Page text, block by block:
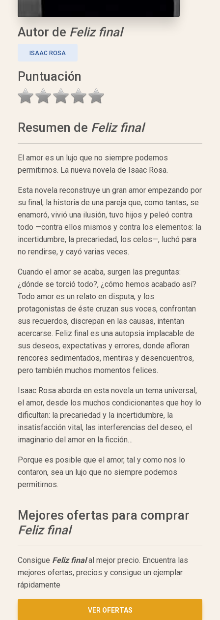
Autor de Feliz final
ISAAC ROSA
Puntuación
Resumen de Feliz final
El amor es un lujo que no siempre podemos
permitirnos. La nueva novela de Isaac Rosa.
Esta novela reconstruye un gran amor empezando por
su final, la historia de una pareja que, como tantas, se
enamoró, vivió una ilusión, tuvo hijos y peleó contra
todo —contra ellos mismos y contra los elementos: la
incertidumbre, la precariedad, los celos—, luchó para
no rendirse, y cayó varias veces.
Cuando el amor se acaba, surgen las preguntas:
¿dónde se torció todo?, ¿cómo hemos acabado así?
Todo amor es un relato en disputa, y los
protagonistas de éste cruzan sus voces, confrontan
sus recuerdos, discrepan en las causas, intentan
acercarse. Feliz final es una autopsia implacable de
sus deseos, expectativas y errores, donde afloran
rencores sedimentados, mentiras y desencuentros,
pero también muchos momentos felices.
Isaac Rosa aborda en esta novela un tema universal,
el amor, desde los muchos condicionantes que hoy lo
dificultan: la precariedad y la incertidumbre, la
insatisfacción vital, las interferencias del deseo, el
imaginario del amor en la ficción…
Porque es posible que el amor, tal y como nos lo
contaron, sea un lujo que no siempre podemos
permitirnos.
Mejores ofertas para comprar
Feliz final
Consigue Feliz finalal mejor precio. Encuentra las
mejores ofertas, precios y consigue un ejemplar
rápidamente
VER OFERTAS